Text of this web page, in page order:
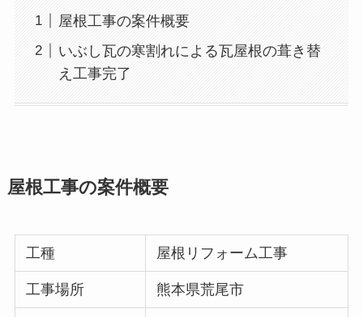
屋根工事の案件概要
いぶし瓦の寒割れによる瓦屋根の葺き替
え工事完了
屋根工事の案件概要
工種 屋根リフォーム工事
工事場所 熊本県荒尾市